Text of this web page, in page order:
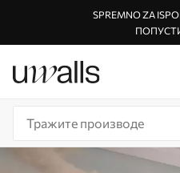
SPREMNO ZA